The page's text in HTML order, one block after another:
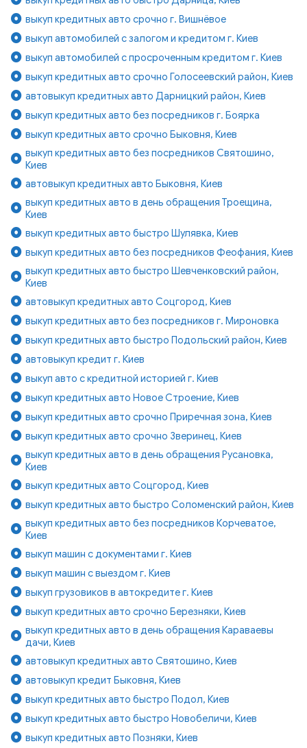
выкуп кредитных авто срочно г. Вишнёвое
выкуп автомобилей с залогом и кредитом г. Киев
выкуп автомобилей с просроченным кредитом г. Киев
выкуп кредитных авто срочно Голосеевский район, Киев
автовыкуп кредитных авто Дарницкий район, Киев
выкуп кредитных авто без посредников г. Боярка
выкуп кредитных авто срочно Быковня, Киев
выкуп кредитных авто без посредников Святошино,
Киев
автовыкуп кредитных авто Быковня, Киев
выкуп кредитных авто в день обращения Троещина,
Киев
выкуп кредитных авто быстро Шулявка, Киев
выкуп кредитных авто без посредников Феофания, Киев
выкуп кредитных авто быстро Шевченковский район,
Киев
автовыкуп кредитных авто Соцгород, Киев
выкуп кредитных авто без посредников г. Мироновка
выкуп кредитных авто быстро Подольский район, Киев
автовыкуп кредит г. Киев
выкуп авто с кредитной историей г. Киев
выкуп кредитных авто Новое Строение, Киев
выкуп кредитных авто срочно Приречная зона, Киев
выкуп кредитных авто срочно Зверинец, Киев
выкуп кредитных авто в день обращения Русановка,
Киев
выкуп кредитных авто Соцгород, Киев
выкуп кредитных авто быстро Соломенский район, Киев
выкуп кредитных авто без посредников Корчеватое,
Киев
выкуп машин с документами г. Киев
выкуп машин с выездом г. Киев
выкуп грузовиков в автокредите г. Киев
выкуп кредитных авто срочно Березняки, Киев
выкуп кредитных авто в день обращения Караваевы
дачи, Киев
автовыкуп кредитных авто Святошино, Киев
автовыкуп кредит Быковня, Киев
выкуп кредитных авто быстро Подол, Киев
выкуп кредитных авто быстро Новобеличи, Киев
выкуп кредитных авто Позняки, Киев